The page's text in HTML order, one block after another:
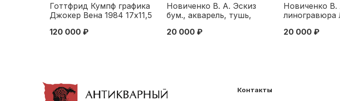
Готтфрид Кумпф графика
Джокер Вена 1984 17x11,5
120 000 ₽
Новиченко В. А. Эскиз
бум., акварель, тушь,
1969
20 000 ₽
Новиченко В.
линогравюра
20 000 ₽
Контакты